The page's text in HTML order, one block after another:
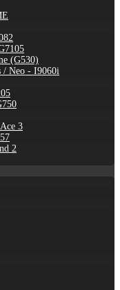
(G530)
/ Neo - I9060i
3
2